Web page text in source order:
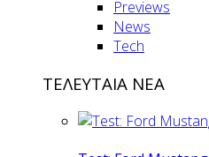
Previews
News
Tech
ΤΕΛΕΥΤΑΙΑ ΝΕΑ